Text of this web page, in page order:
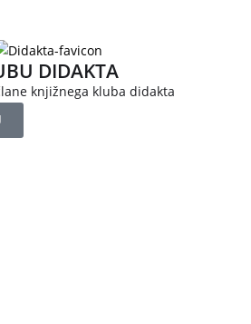
DIDAKTA
knjižnega kluba didakta